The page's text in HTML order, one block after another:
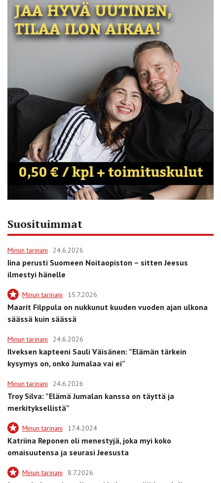
Suosituimmat
Minun tarinani 24.6.2026
Iina perusti Suomeen Noitaopiston – sitten Jeesus
ilmestyi hänelle
Minun tarinani 15.7.2026
Maarit Filppula on nukkunut kuuden vuoden ajan ulkona
säässä kuin säässä
Minun tarinani 24.6.2026
Ilveksen kapteeni Sauli Väisänen: ”Elämän tärkein
kysymys on, onko Jumalaa vai ei”
Minun tarinani 24.6.2026
Troy Silva: ”Elämä Jumalan kanssa on täyttä ja
merkityksellistä”
Minun tarinani 17.4.2024
Katriina Reponen oli menestyjä, joka myi koko
omaisuutensa ja seurasi Jeesusta
Minun tarinani 8.7.2026